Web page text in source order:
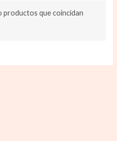
productos que coincidan